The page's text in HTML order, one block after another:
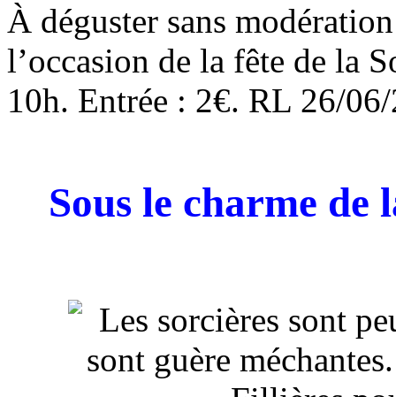
À déguster sans
l’occasion de la fête de la
10h. Entrée : 2€. RL 26/
Sous le charme de